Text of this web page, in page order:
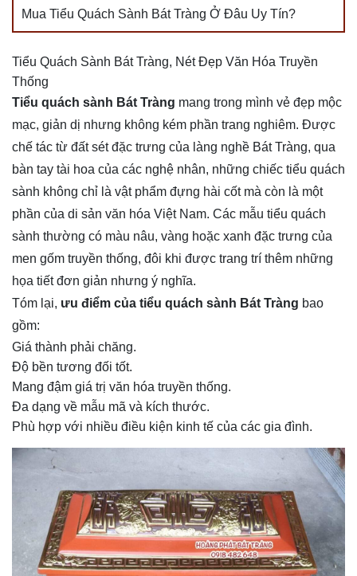
Mua Tiểu Quách Sành Bát Tràng Ở Đâu Uy Tín?
Tiểu Quách Sành Bát Tràng, Nét Đẹp Văn Hóa Truyền
Thống
Tiểu quách sành Bát Tràng mang trong mình vẻ đẹp mộc
mạc, giản dị nhưng không kém phần trang nghiêm. Được
chế tác từ đất sét đặc trưng của làng nghề Bát Tràng, qua
bàn tay tài hoa của các nghệ nhân, những chiếc tiểu quách
sành không chỉ là vật phẩm đựng hài cốt mà còn là một
phần của di sản văn hóa Việt Nam. Các mẫu tiểu quách
sành thường có màu nâu, vàng hoặc xanh đặc trưng của
men gốm truyền thống, đôi khi được trang trí thêm những
họa tiết đơn giản nhưng ý nghĩa.
Tóm lại, ưu điểm của tiểu quách sành Bát Tràng bao
gồm:
Giá thành phải chăng.
Độ bền tương đối tốt.
Mang đậm giá trị văn hóa truyền thống.
Đa dạng về mẫu mã và kích thước.
Phù hợp với nhiều điều kiện kinh tế của các gia đình.